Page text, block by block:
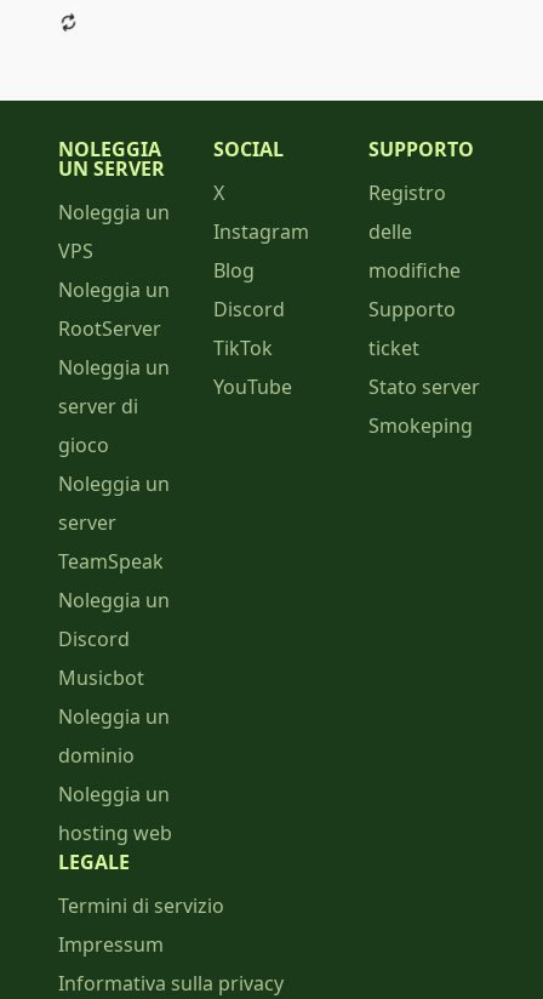
NOLEGGIA
UN SERVER
Noleggia un
VPS
Noleggia un
RootServer
Noleggia un
server di
gioco
Noleggia un
server
TeamSpeak
Noleggia un
Discord
Musicbot
Noleggia un
dominio
Noleggia un
hosting web
SOCIAL
X
Instagram
Blog
Discord
TikTok
YouTube
SUPPORTO
Registro
delle
modifiche
Supporto
ticket
Stato server
Smokeping
LEGALE
Termini di servizio
Impressum
Informativa sulla privacy